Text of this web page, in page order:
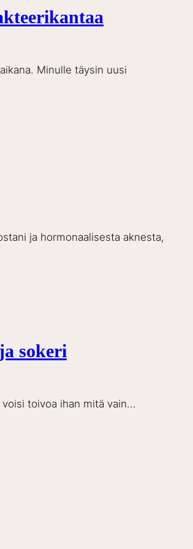
Minulle täysin uusi
ja hormonaalisesta aknesta,
sokeri
toivoa ihan mitä vain…